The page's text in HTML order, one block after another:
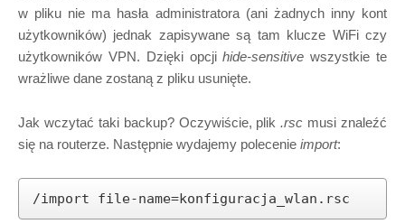
w pliku nie ma hasła administratora (ani żadnych inny kont
użytkowników) jednak zapisywane są tam klucze WiFi czy
użytkowników VPN. Dzięki opcjihide-sensitive wszystkie te
wrażliwe dane zostaną z pliku usunięte.
Jak wczytać taki backup? Oczywiście, plik.rsc musi znaleźć
się na routerze. Następnie wydajemy polecenie import:
/import file-name=konfiguracja_wlan.rsc